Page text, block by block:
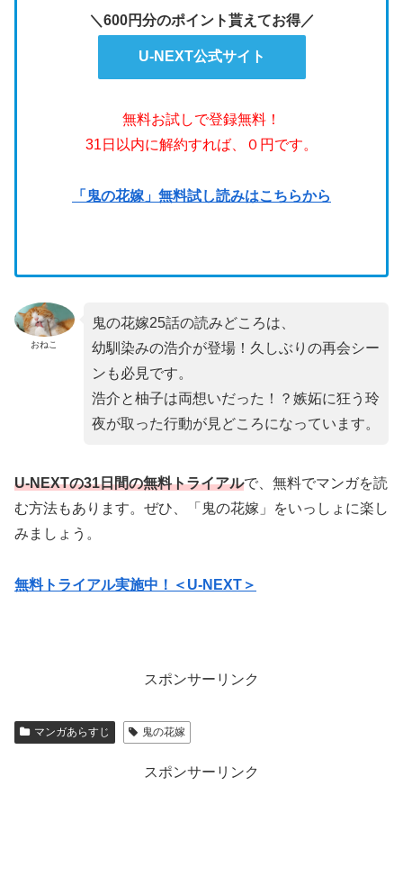
＼600円分のポイント貰えてお得／
U-NEXT公式サイト
無料お試しで登録無料！
31日以内に解約すれば、０円です。
「鬼の花嫁」無料試し読みはこちらから
おねこ
鬼の花嫁25話の読みどころは、
幼馴染みの浩介が登場！久しぶりの再会シー
ンも必見です。
浩介と柚子は両想いだった！？嫉妬に狂う玲
夜が取った行動が見どころになっています。
U-NEXTの31日間の無料トライアルで、無料でマンガを読
む方法もあります。ぜひ、「鬼の花嫁」をいっしょに楽し
みましょう。
無料トライアル実施中！＜U-NEXT＞
スポンサーリンク
マンガあらすじ 鬼の花嫁
スポンサーリンク